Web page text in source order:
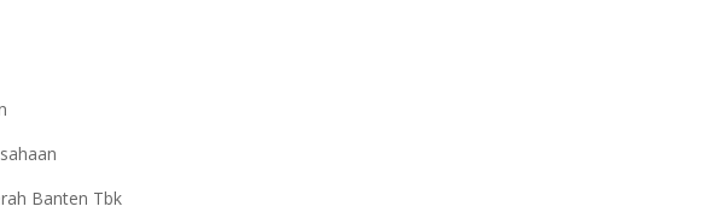
Banten Tbk